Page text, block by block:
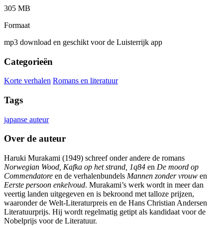
305 MB
Formaat
mp3 download en geschikt voor de Luisterrijk app
Categorieën
Korte verhalen Romans en literatuur
Tags
japanse auteur
Over de auteur
Haruki Murakami (1949) schreef onder andere de romans
Norwegian Wood, Kafka op het strand, 1q84 en De moord op
Commendatore en de verhalenbundels Mannen zonder vrouw en
Eerste persoon enkelvoud. Murakami’s werk wordt in meer dan
veertig landen uitgegeven en is bekroond met talloze prijzen,
waaronder de Welt-Literaturpreis en de Hans Christian Andersen
Literatuurprijs. Hij wordt regelmatig getipt als kandidaat voor de
Nobelprijs voor de Literatuur.